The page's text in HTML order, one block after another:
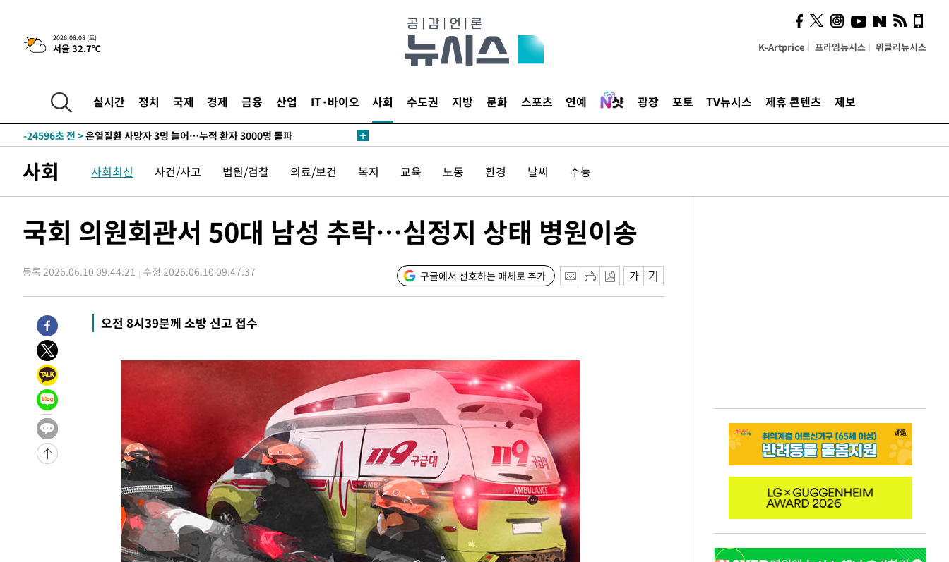
2026.08.08 (토)
서울 32.7℃ K-Artprice 프라임뉴시스 위클리뉴시스
실시간 정치 국제 경제 금융 산업 IT·바이오 사회 수도권 지방 문화 스포츠 연예 광장 포토 TV뉴시스 제휴 콘텐츠 제보
4시간 전 >[속보]뉴욕증시 상승 마감…S&P 0.6% 나스닥 1.3%↑
-25845초 전 >
[속보]이강인 "감독님이 원하는 마음 느꼈고, 많은 트로피 원해 아
틀레티코 이적"
-25627초 전 >
-24596초 전 >온열질환 사망자 3명 늘어…누적 환자 3000명 돌파
-14648초 전 >
백운산서 80년근 천종산삼 9뿌리 발견…감정가 1.3억원
-12358초 전 >선재도서 해루질 나섰다 실종 60대, 닷새 만에 숨진 채 발견
-9268초 전 > 여수 오동도 해상서 모터보트 전복…1명 사망·1명 실종
주 날씨]
-2513초 전 >축구협회 "압수수색·성접대 논란 사과…쇄신의 기회로 삼겠다"
-1030초 전 >[속보]'압수수색·성접대 논란' 축구협회 "실망과 걱정 안겨드려 죄
2시간 전 >
'최고 37도' 폭염 지속…강원동해안 최대 150㎜ 비
4시간 전 >
[속보]뉴욕증시 상승 마감…S&P 0.6% 나스닥 1.3%↑
-26575초 전 >
-25845초 전 >
[속보]이강인 "감독님이 원하는 마음 느꼈고, 많은 트로피 원해 아
틀레티코 이적"
-25627초 전 >
수도권 40도 육박 '펄펄'…동해안 일부 지역엔 호의주의보
-24596초 전 >
온열질환 사망자 3명 늘어…누적 환자 3000명 돌파
-18541초 전 >
강릉에 시간당 81.4㎜ 물폭탄…도로 잠기고 담벼락 붕괴
-14648초 전 >
백운산서 80년근 천종산삼 9뿌리 발견…감정가 1.3억원
선재도서 해루질 나섰다 실종 60대, 닷새 만에 숨진 채 발견
남자 농구, 나고야 아시안게임서 '홈팀' 일본과 한일전
여수 오동도 해상서 모터보트 전복…1명 사망·1명 실종
극한폭염 한풀 꺾이지만…'낮 최고 35도' 무더위, 열대야 계속[다음
축구협회 "압수수색·성접대 논란 사과…쇄신의 기회로 삼겠다"
사회 사회최신 사건/사고 법원/검찰 의료/보건 복지 교육 노동 환경 날씨 수능
국회 의원회관서 50대 남성 추락…심정지 상태 병원이송
등록 2026.06.10 09:44:21 수정 2026.06.10 09:47:37 구글에서 선호하는 매체로 추가
오전 8시39분께 소방 신고 접수